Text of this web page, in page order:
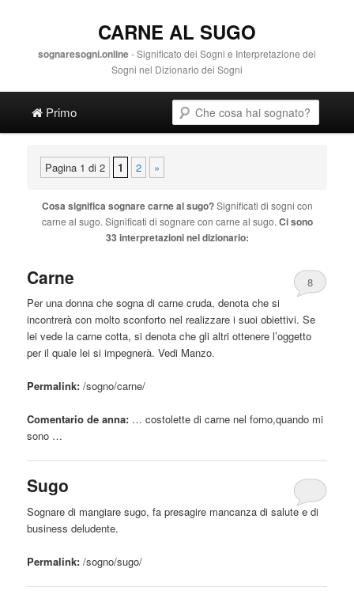
CARNE AL SUGO
sognaresogni.online- Significato dei Sogni e Interpretazione dei
Sogni nel Dizionario dei Sogni
Vai al contenuto principale
Vai al contenuto secondario
Primo
Pagina 1 di 2 1 2 »
Cosa significa sognarecarne al sugo?Significati di sogni con
carne al sugo. Significati di sognare con carne al sugo. Ci sono
33 interpretazioni nel dizionario:
Carne
8
Per una donna che sogna dicarne cruda, denota che si
incontrerà con molto sconforto nel realizzare i suoi obiettivi. Se
lei vede lacarne cotta, si denota che gli altri ottenere l’oggetto
per il quale lei si impegnerà. Vedi Manzo.
Permalink: /sogno/carne/
Comentario de anna: … costolette dicarne nel forno,quando mi
sono …
Sugo
Sognare di mangiaresugo, fa presagire mancanza di salute e di
business deludente.
Permalink: /sogno/sugo/